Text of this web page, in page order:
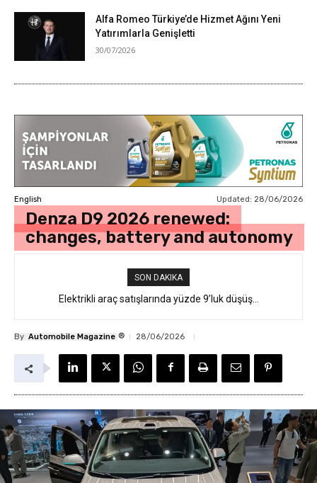
Alfa Romeo Türkiye’de Hizmet Ağını Yeni
Yatırımlarla Genişletti
30/07/2026